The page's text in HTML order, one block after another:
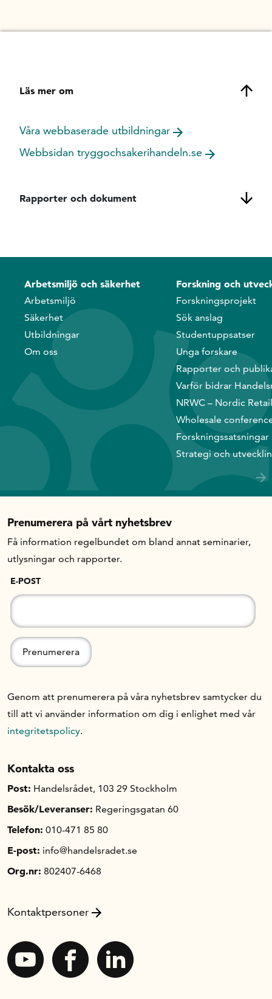
Läs mer om
Våra webbaserade utbildningar
Webbsidan tryggochsakerihandeln.se
Rapporter och dokument
Arbetsmiljö och säkerhet
Arbetsmiljö
Säkerhet
Utbildningar
Om oss
Forskning och
Forskningsprojekt
Sök anslag
Studentuppsatser
Unga forskare
Rapporter och
Varför bidrar
NRWC – Nordic
Wholesale
Forskningssatsningar
Strategi och
Prenumerera på vårt nyhetsbrev
Få information regelbundet om bland annat seminarier,
utlysningar och rapporter.
E-POST
Genom att prenumerera på våra nyhetsbrev samtycker du
till att vi använder information om dig i enlighet med vår
integritetspolicy.
Kontakta oss
Post: Handelsrådet, 103 29 Stockholm
Besök/Leveranser: Regeringsgatan 60
Telefon: 010-471 85 80
E-post: info@handelsradet.se
Org.nr: 802407-6468
Kontaktpersoner